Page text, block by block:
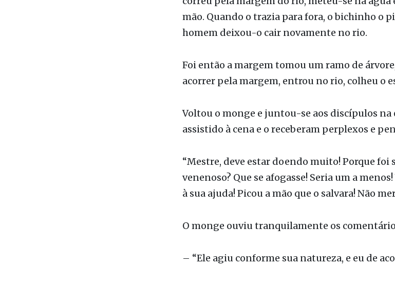
correu pela margem do rio, meteu-se na
mão. Quando o trazia para fora, o bichinho o
homem deixou-o cair novamente no rio.
Foi então a margem tomou um ramo de
acorrer pela margem, entrou no rio, colheu o
Voltou o monge e juntou-se aos discípulos na
assistido à cena e o receberam perplexos e
“Mestre, deve estar doendo muito! Porque foi
venenoso? Que se afogasse! Seria um a
à sua ajuda! Picou a mão que o salvara! Não
O monge ouviu tranquilamente os
– “Ele agiu conforme sua natureza, e eu de